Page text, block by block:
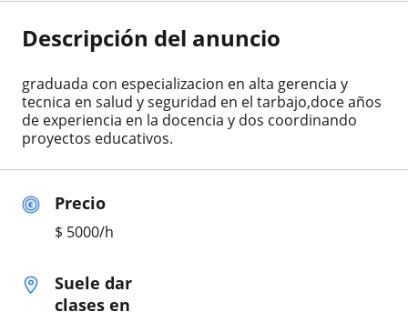
Precio
$ 5000/h
Suele dar
clases en
Descripción del anuncio
graduada con especializacion en alta gerencia y
tecnica en salud y seguridad en el tarbajo,doce años
de experiencia en la docencia y dos coordinando
proyectos educativos.